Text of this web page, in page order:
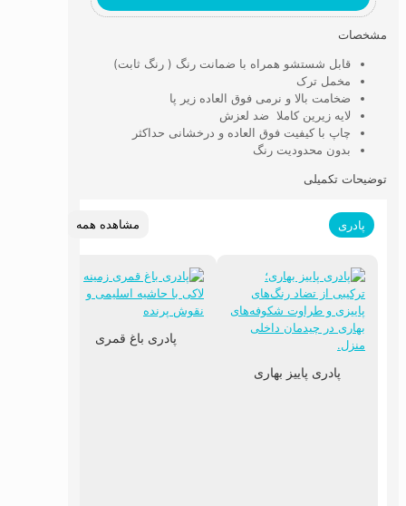
مشخصات
قابل شستشو همراه با ضمانت رنگ ( رنگ ثابت)
مخمل ترک
ضخامت بالا و نرمی فوق العاده زیر پا
لایه زیرین کاملا ضد لعزش
چاپ با کیفیت فوق العاده و درخشانی حداکثر
بدون محدودیت رنگ
توضیحات تکمیلی
پادری مشاهده همه
پادری پاییز بهاری
پادری باغ قمری